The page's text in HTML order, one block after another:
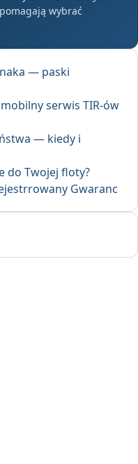
wybrać
— paski
serwis TIR-ów
— kiedy i
do Twojej floty?
Gwaranc